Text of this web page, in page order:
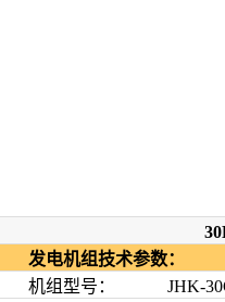
发电机组技术参数：
机组型号： JHK-